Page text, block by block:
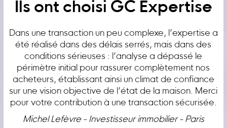
Ils ont choisi GC Expertise
Dans une transaction un peu complexe, l’expertise a
été réalisé dans des délais serrés, mais dans des
conditions sérieuses : l’analyse a dépassé le
périmètre initial pour rassurer complètement nos
acheteurs, établissant ainsi un climat de confiance
sur une vision objective de l’état de la maison. Merci
pour votre contribution à une transaction sécurisée.
Michel Lefèvre - Investisseur immobilier - Paris